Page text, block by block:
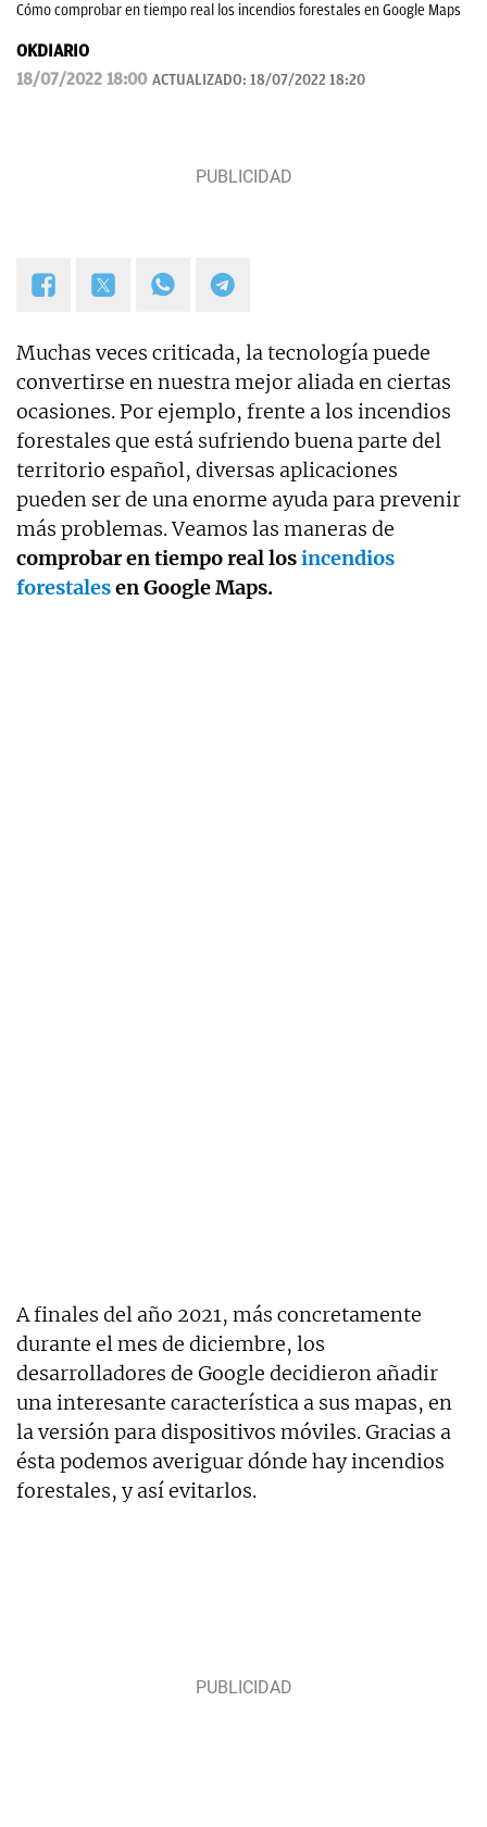
Cómo comprobar en tiempo real los incendios forestales en Google Maps
OKDIARIO
18/07/2022 18:00 ACTUALIZADO: 18/07/2022 18:20
Muchas veces criticada, la tecnología puede
convertirse en nuestra mejor aliada en ciertas
ocasiones. Por ejemplo, frente a los incendios
forestales que está sufriendo buena parte del
territorio español, diversas aplicaciones
pueden ser de una enorme ayuda para prevenir
más problemas. Veamos las maneras de
comprobar en tiempo real losincendios
forestalesen Google Maps.
A finales del año 2021, más concretamente
durante el mes de diciembre, los
desarrolladores de Google decidieron añadir
una interesante característica a sus mapas, en
la versión para dispositivos móviles. Gracias a
ésta podemos averiguar dónde hay incendios
forestales, y así evitarlos.